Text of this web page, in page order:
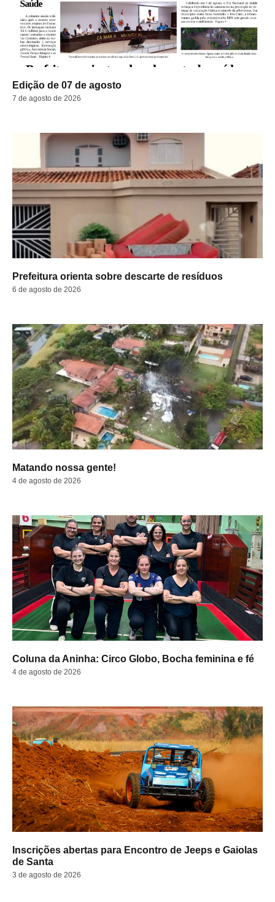
Edição de 07 de agosto
7 de agosto de 2026
Prefeitura orienta sobre descarte de resíduos
6 de agosto de 2026
Matando nossa gente!
4 de agosto de 2026
Coluna da Aninha: Circo Globo, Bocha feminina e fé
4 de agosto de 2026
Inscrições abertas para Encontro de Jeeps e Gaiolas
de Santa
3 de agosto de 2026